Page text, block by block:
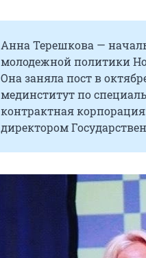
Анна Терешкова —
молодежной политики
Она заняла пост в
мединститут по
контрактная
директором